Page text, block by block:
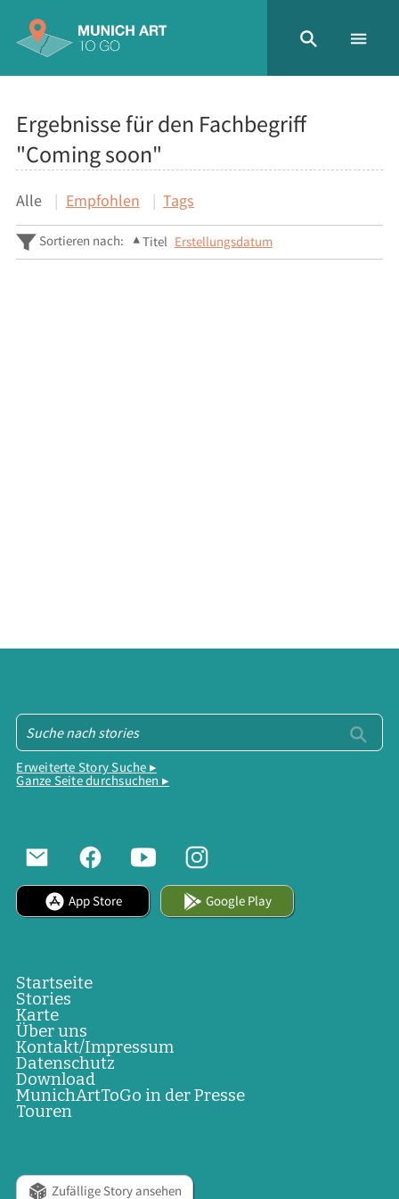
Ergebnisse für den Fachbegriff
"Coming soon"
Alle Empfohlen Tags
Sortieren nach: Titel Erstellungsdatum
Erweiterte Story Suche ▸
Ganze Seite durchsuchen ▸
App Store Google Play
Startseite
Stories
Karte
Über uns
Kontakt/Impressum
Datenschutz
Download
MunichArtToGo in der Presse
Touren
Zufällige Story ansehen